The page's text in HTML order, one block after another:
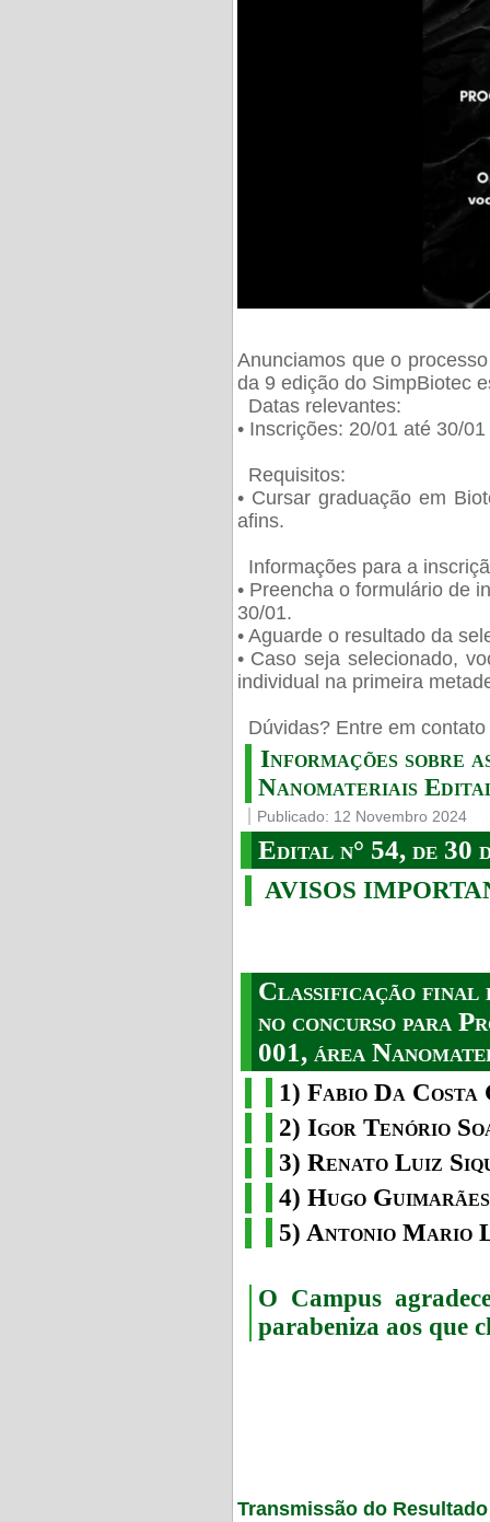
Anunciamos que o
da 9 edição do SimpBiotec
Datas relevantes:
• Inscrições: 20/01 até 30/01
Requisitos:
• Cursar graduação em
afins.
Informações para a
• Preencha o formulário de
30/01.
• Aguarde o resultado da
• Caso seja selecionado,
individual na primeira
Dúvidas? Entre em
Informações sobre
Nanomateriais
Publicado: 12 Novembro 2024
Edital n° 54, de 30
AVISOS
Classificação final
no concurso para
001, área
1) Fabio Da
2) Igor Tenório
3) Renato Luiz
4) Hugo
5) Antonio Mario
O Campus
parabeniza aos que
Transmissão do